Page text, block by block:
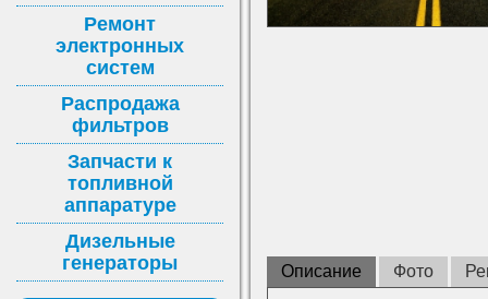
Описание Фото
Ремонт
электронных
систем
Распродажа
фильтров
Запчасти к
топливной
аппаратуре
Дизельные
генераторы